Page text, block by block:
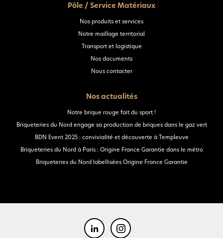
Pôle / Service Matériaux
Nos produits et services
Notre maillage territorial
Transport et logistique
Nos documents
Nous contacter
Nos actualités
Notre brique rouge fait du sport !
Briqueteries du Nord engage sa production de briques dans le gaz vert
BDN Event 2025 : convivialité et découverte à Templeuve
Briqueteries du Nord à Paris : Origine France Garantie dans le métro
Briqueteries du Nord labellisées Origine France Garantie